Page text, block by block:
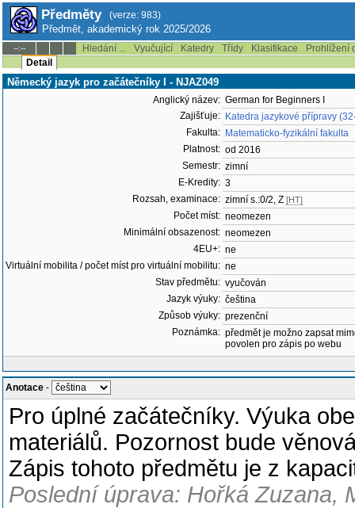
Předměty (verze: 983)
Předmět, akademický rok 2025/2026
--:-- Hledání ... Vyučující Katedry Třídy Klasifikace
Prohlížení
Detail
Německý jazyk pro začátečníky I - NJAZ049
Anglický název: German for Beginners I
Zajišťuje: Katedra jazykové přípravy
Fakulta: Matematicko-fyzikální fakulta
Platnost: od 2016
Semestr: zimní
E-Kredity: 3
Rozsah, examinace: zimní s.:0/2, Z [HT]
Počet míst: neomezen
Minimální obsazenost: neomezen
4EU+: ne
Virtuální mobilita / počet míst pro virtuální mobilitu: ne
Stav předmětu: vyučován
Jazyk výuky: čeština
Způsob výuky: prezenční
Poznámka: předmět je možno zapsat
povolen pro zápis po webu
Anotace -
Pro úplné začátečníky. Výuka
materiálů. Pozornost bude
Zápis tohoto předmětu je z
Poslední úprava: Hořká Zuzana,